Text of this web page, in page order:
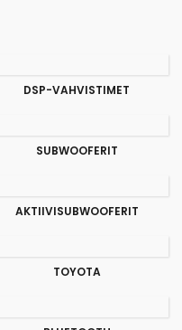
DSP-VAHVISTIMET
SUBWOOFERIT
AKTIIVISUBWOOFERIT
TOYOTA